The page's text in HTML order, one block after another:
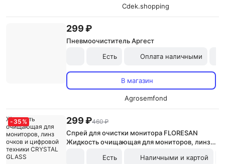
Cdek.shopping
299 ₽
Пневмоочиститель Аргест
Есть
Оплата наличными
В магазин
Agrosemfond
- 35 % 299 ₽460 ₽
Спрей для очистки монитора FLORESAN
Жидкость очищающая для мониторов, линз
Есть
Наличными и картой